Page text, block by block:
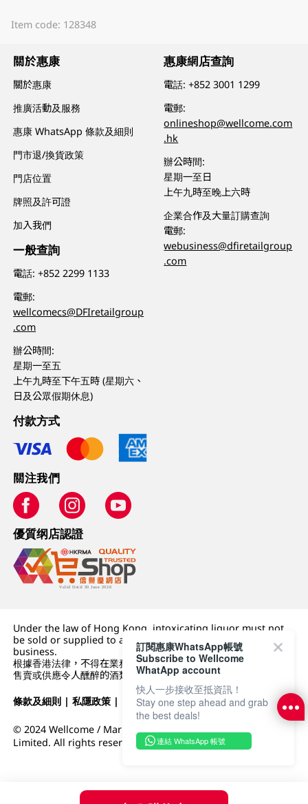
Item code: 128348
關於惠康
關於惠康
推廣活動及服務
惠康 WhatsApp 條款及細則
門市退/換貨政策
門店位置
牌照及許可證
加入我們
一般查詢
電話:+852 2299 1133
電郵:
wellcomecs@DFIretailgroup
.com
辦公時間:
星期一至五
上午九時至下午五時 (星期六、
日及公眾假期休息)
惠康網店查詢
電話:+852 3001 1299
電郵:
onlineshop@wellcome.com
.hk
辦公時間:
星期一至日
上午九時至晚上六時
企業合作及大量訂購查詢
電郵:
webusiness@dfiretailgroup
.com
付款方式
關注我們
優質纲店認證
Under the law of Hong Kong, intoxicating liquor must not
be sold or supplied to a minor (under 18) in the course of
business.
根據香港法律，不得在業務過程中，向未成年人 (18 歲以下人士)
售賣或供應令人醺醉的酒類。
條款及細則 |私隱政策 | DFI零售集團
© 2024 Wellcome / Market Place. The Dairy Farm Company
Limited. All rights reserved.
訂閱惠康WhatsApp帳號
Subscribe to Wellcome
WhatApp account
快人一步接收至抵資訊！
Stay one step ahead and grab
the best deals!
連結 WhatsApp 帳號